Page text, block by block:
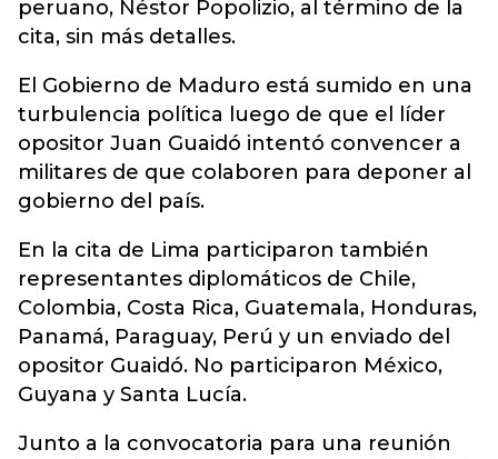
peruano, Néstor Popolizio, al término de la
cita, sin más detalles.
El Gobierno de Maduro está sumido en una
turbulencia política luego de que el líder
opositor Juan Guaidó intentó convencer a
militares de que colaboren para deponer al
gobierno del país.
En la cita de Lima participaron también
representantes diplomáticos de Chile,
Colombia, Costa Rica, Guatemala, Honduras,
Panamá, Paraguay, Perú y un enviado del
opositor Guaidó. No participaron México,
Guyana y Santa Lucía.
Junto a la convocatoria para una reunión